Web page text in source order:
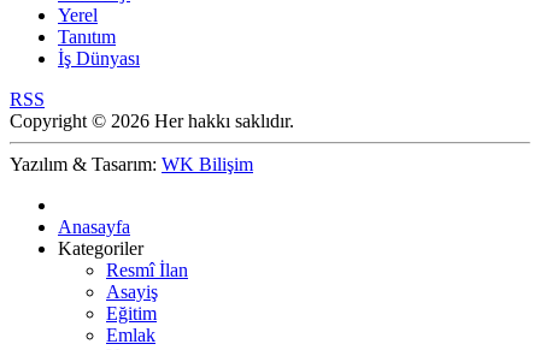
Yerel
Tanıtım
İş Dünyası
RSS
Copyright © 2026 Her hakkı saklıdır.
Yazılım & Tasarım: WK Bilişim
Anasayfa
Kategoriler
Resmî İlan
Asayiş
Eğitim
Emlak